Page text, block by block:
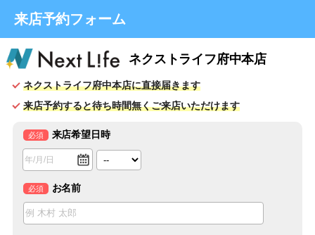
来店予約フォーム
ネクストライフ府中本店
ネクストライフ府中本店に直接届きます
来店予約すると待ち時間無くご来店いただけます
必須 来店希望日時
必須 お名前